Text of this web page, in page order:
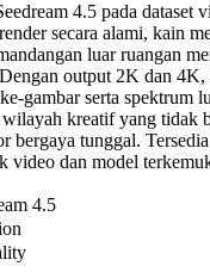
4.5 pada dataset
secara alami, kain
luar ruangan
output 2K dan
gambar serta spektrum
kreatif yang tidak
bergaya tunggal.
video dan model
4.5